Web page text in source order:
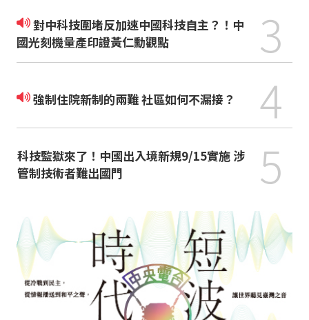
對中科技圍堵反加速中國科技自主？！中
國光刻機量產印證黃仁勳觀點
3
強制住院新制的兩難 社區如何不漏接？ 4
科技監獄來了！中國出入境新規9/15實施 涉
管制技術者難出國門
5